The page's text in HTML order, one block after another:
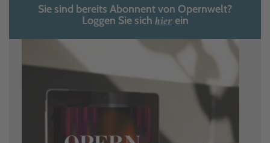
Sie sind bereits Abonnent von Opernwelt?
Loggen Sie sich hierein